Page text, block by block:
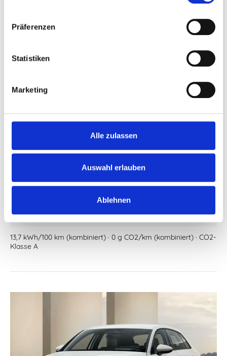
Präferenzen
Statistiken
Marketing
Alle zulassen
Auswahl erlauben
Ablehnen
Leasing ohne Anzahlung
+32,37
36 Monate 10.000 km/Jahr
Anpassbar
Elektro , 211 PS (155 kW)
Lieferzeit: 6 Monate
13,7 kWh/100 km (kombiniert) · 0 g CO2/km (kombiniert) · CO2-
Klasse A